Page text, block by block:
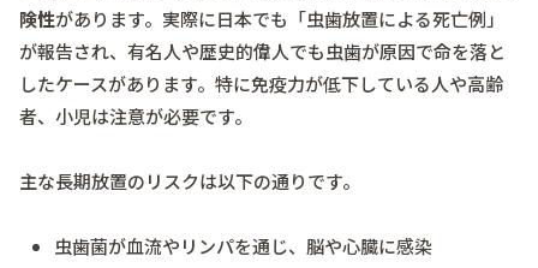
険性があります。実際に日本でも「虫歯放置による死亡例」
が報告され、有名人や歴史的偉人でも虫歯が原因で命を落と
したケースがあります。特に免疫力が低下している人や高齢
者、小児は注意が必要です。
主な長期放置のリスクは以下の通りです。
虫歯菌が血流やリンパを通じ、脳や心臓に感染